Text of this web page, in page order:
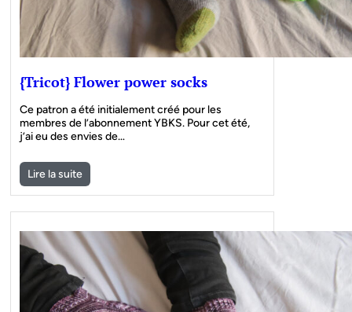
{Tricot} Flower power socks
Ce patron a été initialement créé pour les
membres de l’abonnement YBKS. Pour cet été,
j’ai eu des envies de…
Lire la suite